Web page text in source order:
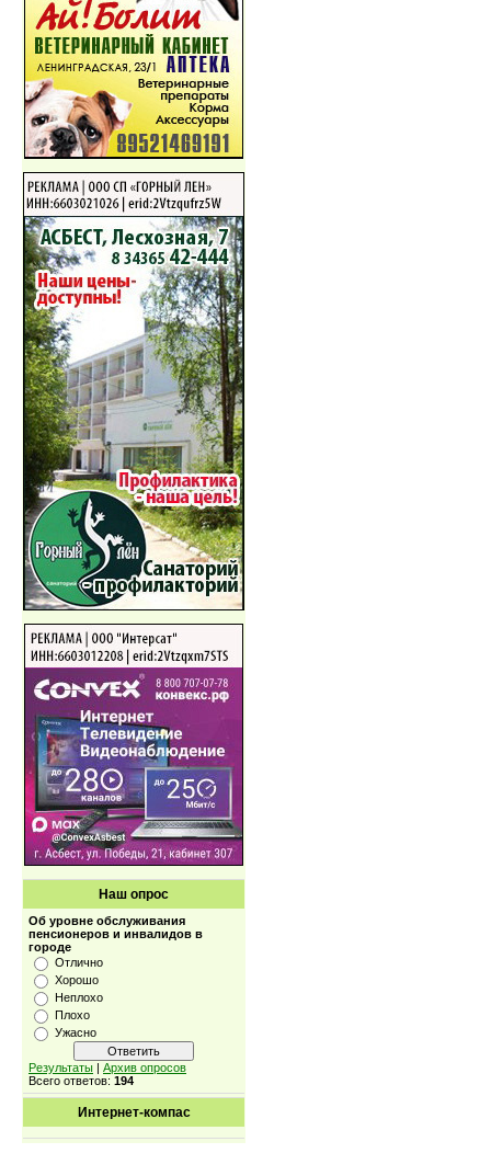
Наш опрос
Об уровне обслуживания
пенсионеров и инвалидов в
городе
Отлично
Хорошо
Неплохо
Плохо
Ужасно
Результаты | Архив опросов
Всего ответов: 194
Интернет-компас